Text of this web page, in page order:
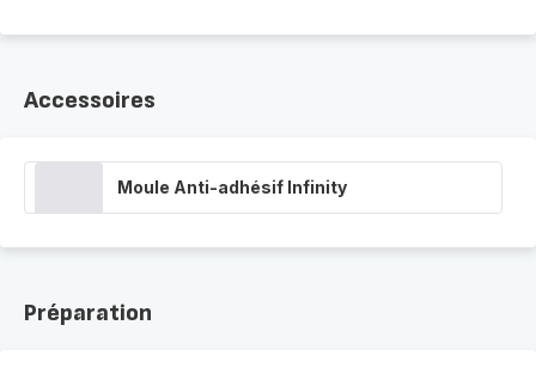
Accessoires
Moule Anti-adhésif Infinity
Préparation